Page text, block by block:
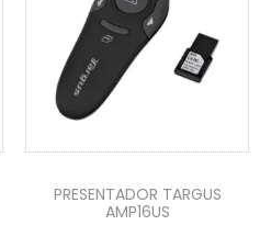
PRESENTADOR TARGUS
AMP16US